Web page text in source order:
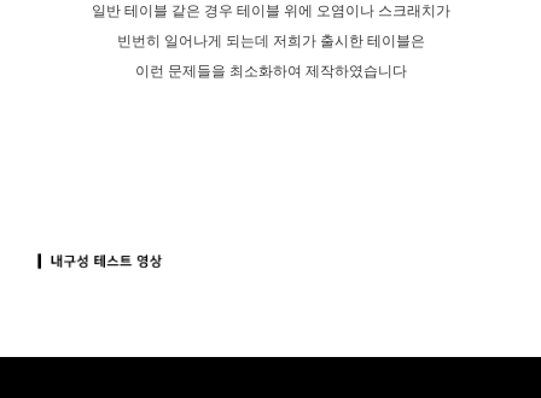
일반 테이블 같은 경우 테이블 위에 오염이나 스크래치가
빈번히 일어나게 되는데 저희가 출시한 테이블은
이런 문제들을 최소화하여 제작하였습니다